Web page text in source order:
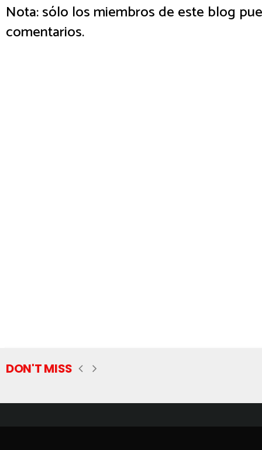
Nota: sólo los miembros de este blog
comentarios.
DON'T MISS